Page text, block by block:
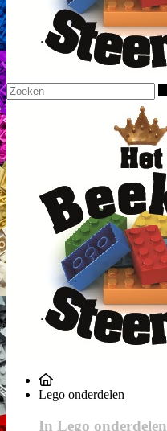
Lego onderdelen
In Lego onderdelen